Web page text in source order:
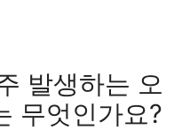
발생하는 오
무엇인가요?